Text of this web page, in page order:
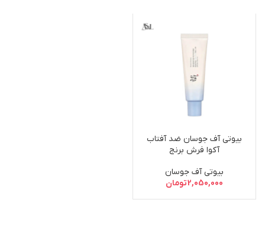
بیوتی آف جوسان ضد آفتاب
آکوا فرش برنج
بیوتی آف جوسان
2,050,000تومان